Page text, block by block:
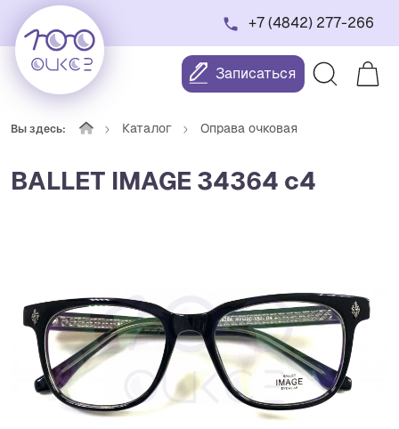
+7 (4842) 277-266
Записаться
Вы здесь: Каталог Оправа очковая
BALLET IMAGE 34364 c4